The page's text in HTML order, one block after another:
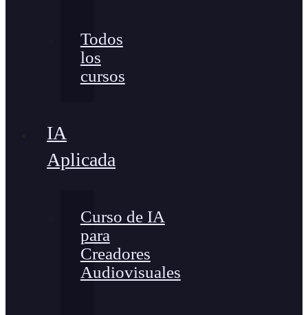
Todos
los
cursos
IA
Aplicada
Curso de IA
para
Creadores
Audiovisuales